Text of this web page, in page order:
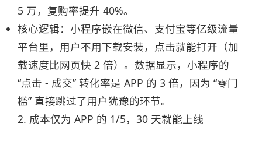
5 万，复购率提升 40%。​
核心逻辑：小程序嵌在微信、支付宝等亿级流量
平台里，用户不用下载安装，点击就能打开（加
载速度比网页快 2 倍）。数据显示，小程序的
“点击 - 成交” 转化率是 APP 的 3 倍，因为 “零门
槛” 直接跳过了用户犹豫的环节。​
2. 成本仅为 APP 的 1/5，30 天就能上线​